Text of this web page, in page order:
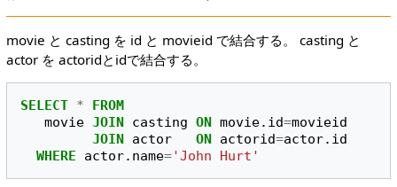
movie と casting を id と movieid で結合する。 casting と
actor を actoridとidで結合する。
SELECT *
FROM
movie JOIN casting ON movie. id=movieid
JOIN actor ON actorid=actor. id
WHERE
actor. name='John Hurt'